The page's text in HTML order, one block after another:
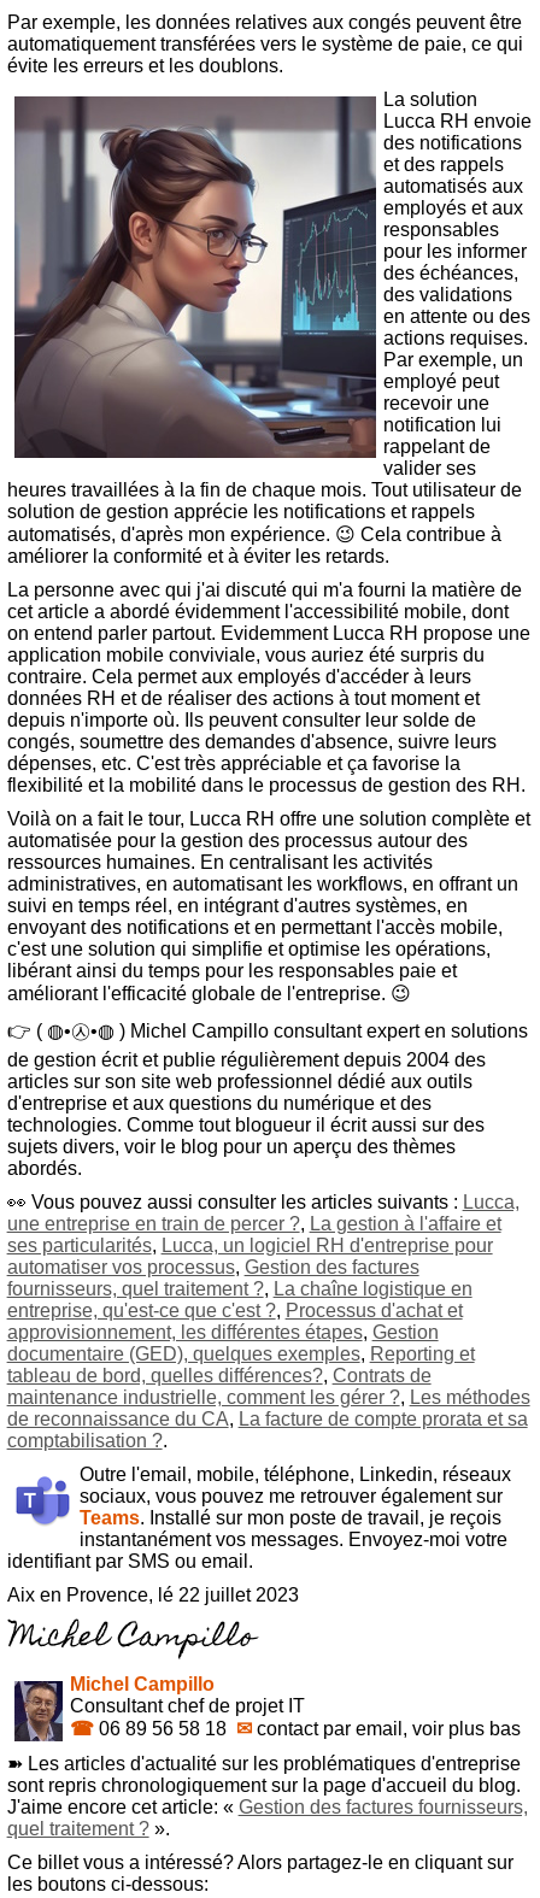
Par exemple, les données relatives aux congés peuvent être
automatiquement transférées vers le système de paie, ce qui
évite les erreurs et les doublons.
La solution
Lucca RH envoie
des notifications
et des rappels
automatisés aux
employés et aux
responsables
pour les informer
des échéances,
des validations
en attente ou des
actions requises.
Par exemple, un
employé peut
recevoir une
notification lui
rappelant de
valider ses
heures travaillées à la fin de chaque mois. Tout utilisateur de
solution de gestion apprécie les notifications et rappels
automatisés, d'après mon expérience. 😉 Cela contribue à
améliorer la conformité et à éviter les retards.
La personne avec qui j'ai discuté qui m'a fourni la matière de
cet article a abordé évidemment l'accessibilité mobile, dont
on entend parler partout. Evidemment Lucca RH propose une
application mobile conviviale, vous auriez été surpris du
contraire. Cela permet aux employés d'accéder à leurs
données RH et de réaliser des actions à tout moment et
depuis n'importe où. Ils peuvent consulter leur solde de
congés, soumettre des demandes d'absence, suivre leurs
dépenses, etc. C'est très appréciable et ça favorise la
flexibilité et la mobilité dans le processus de gestion des RH.
Voilà on a fait le tour, Lucca RH offre une solution complète et
automatisée pour la gestion des processus autour des
ressources humaines. En centralisant les activités
administratives, en automatisant les workflows, en offrant un
suivi en temps réel, en intégrant d'autres systèmes, en
envoyant des notifications et en permettant l'accès mobile,
c'est une solution qui simplifie et optimise les opérations,
libérant ainsi du temps pour les responsables paie et
améliorant l'efficacité globale de l'entreprise. 😉
👉 ( ◍•㉦•◍ ) Michel Campillo consultant expert en solutions
de gestion écrit et publie régulièrement depuis 2004 des
articles sur son site web professionnel dédié aux outils
d'entreprise et aux questions du numérique et des
technologies. Comme tout blogueur il écrit aussi sur des
sujets divers, voir le blog pour un aperçu des thèmes
abordés.
👀 Vous pouvez aussi consulter les articles suivants : Lucca,
une entreprise en train de percer ?, La gestion à l'affaire et
ses particularités, Lucca, un logiciel RH d'entreprise pour
automatiser vos processus, Gestion des factures
fournisseurs, quel traitement ?, La chaîne logistique en
entreprise, qu'est-ce que c'est ?, Processus d'achat et
approvisionnement, les différentes étapes, Gestion
documentaire (GED), quelques exemples, Reporting et
tableau de bord, quelles différences?, Contrats de
maintenance industrielle, comment les gérer ?, Les méthodes
de reconnaissance du CA, La facture de compte prorata et sa
comptabilisation ?.
Outre l'email, mobile, téléphone, Linkedin, réseaux
sociaux, vous pouvez me retrouver également sur
Teams. Installé sur mon poste de travail, je reçois
instantanément vos messages. Envoyez-moi votre
identifiant par SMS ou email.
Aix en Provence, lé 22 juillet 2023
Michel Campillo
Consultant chef de projet IT
☎ 06 89 56 58 18 ✉contact par email, voir plus bas
➽ Les articles d'actualité sur les problématiques d'entreprise
sont repris chronologiquement sur la page d'accueil du blog.
J'aime encore cet article: « Gestion des factures fournisseurs,
quel traitement ?».
Ce billet vous a intéressé? Alors partagez-le en cliquant sur
les boutons ci-dessous: